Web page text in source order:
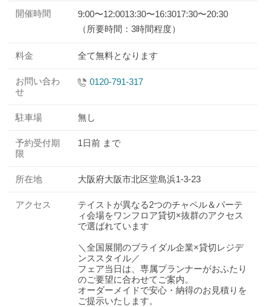
開催時間 9:00〜12:0013:30〜16:3017:30〜20:30
（所要時間：3時間程度）
料金 全て無料となります
お問い合わ
せ
0120-791-317
駐車場 無し
予約受付期
限
1日前 まで
所在地 大阪府大阪市北区堂島浜1-3-23
アクセス
テイストが異なる2つのチャペル＆パーテ
ィ会場をワンフロア貸切×抜群のアクセス
で選ばれています
＼全国展開のブライダル企業×貸切レジデ
ンススタイル／
フェア当日は、専属プランナーがおふたり
のご要望に合わせてご案内。
オーダーメイドで安心・納得のお見積りを
ご提示いたします。